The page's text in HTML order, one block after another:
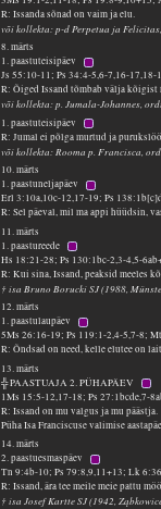
R: Issanda sõnad on vaim ja elu.
või kollekta: p-d Perpetua ja
8. märts
1. paastuteisipäev
Js 55:10-11; Ps 34:4-5,6-7,16-17,18-
R: Õiged Issand tõmbab välja
või kollekta: p. Jumala-Johannes,
1. paastuteisipäev
R: Jumal ei põlga murtud ja
või kollekta: Rooma p. Francisca,
10. märts
1. paastuneljapäev
Erl 3:10a,10c-12,17-19; Ps
R: Sel päeval, mil ma appi hüüdsin,
11. märts
1. paastureede
Hs 18:21-28; Ps 130:1bc-2,3-4,5-
R: Kui sina, Issand, peaksid meeles
† isa Bruno Borucki SJ (1988,
12. märts
1. paastulaupäev
5Ms 26:16-19; Ps 119:1-2,4-5,7-8;
R: Õndsad on need, kelle elutee on
13. märts
╬ PAASTUAJA 2. PÜHAPÄEV
1Ms 15:5-12,17-18; Ps 27:1bcde,7-
R: Issand on mu valgus ja mu päästja.
Püha Isa Franciscuse valimise
14. märts
2. paastuesmaspäev
Tn 9:4b-10; Ps 79:8,9,11+13; Lk
R: Issand, ära tee meile meie pattu
† isa Josef Kartte SJ (1942,